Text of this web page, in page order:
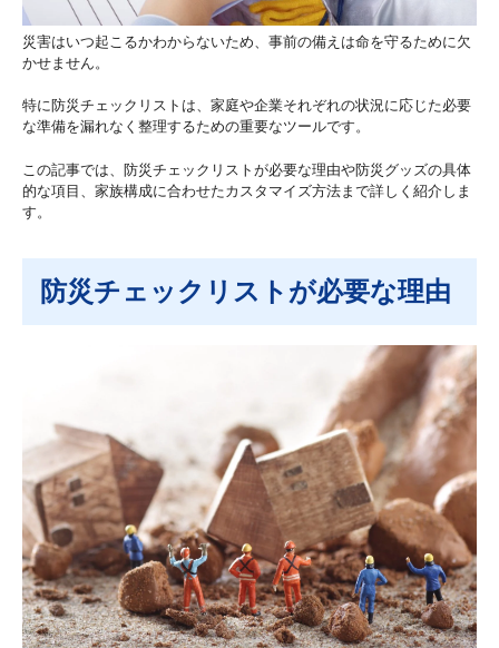
災害はいつ起こるかわからないため、事前の備えは命を守るために欠
かせません。
特に防災チェックリストは、家庭や企業それぞれの状況に応じた必要
な準備を漏れなく整理するための重要なツールです。
この記事では、防災チェックリストが必要な理由や防災グッズの具体
的な項目、家族構成に合わせたカスタマイズ方法まで詳しく紹介しま
す。
防災チェックリストが必要な理由